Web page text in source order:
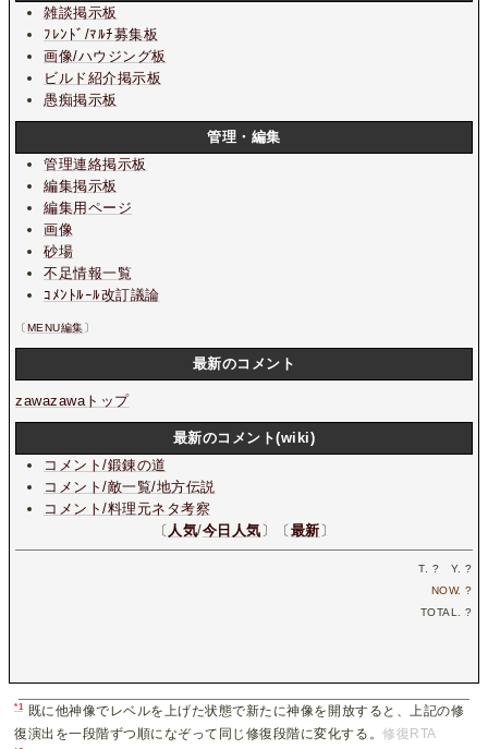
雑談掲示板
ﾌﾚﾝﾄﾞ/ﾏﾙﾁ募集板
画像/ハウジング板
ビルド紹介掲示板
愚痴掲示板
管理・編集
管理連絡掲示板
編集掲示板
編集用ページ
画像
砂場
不足情報一覧
ｺﾒﾝﾄﾙｰﾙ改訂議論
〔MENU編集〕
最新のコメント
zawazawaトップ
最新のコメント(wiki)
コメント/鍛錬の道
コメント/敵一覧/地方伝説
コメント/料理元ネタ考察
〔 人気/今日人気 〕〔 最新 〕
T. ? Y.?
NOW.?
TOTAL.?
*1 既に他神像でレベルを上げた状態で新たに神像を開放すると、上記の修
復演出を一段階ずつ順になぞって同じ修復段階に変化する。修復RTA